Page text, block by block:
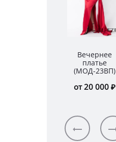
Вечернее
платье
(МОД-23ВП)
от 20 000 ₽